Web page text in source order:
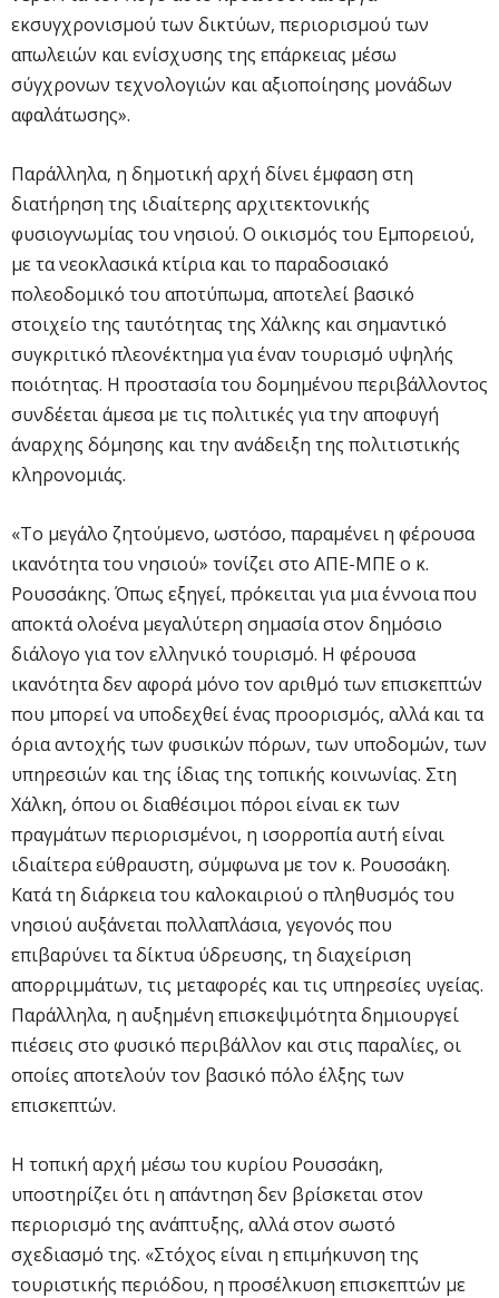
εκσυγχρονισμού των δικτύων, περιορισμού των
απωλειών και ενίσχυσης της επάρκειας μέσω
σύγχρονων τεχνολογιών και αξιοποίησης μονάδων
αφαλάτωσης».
Παράλληλα, η δημοτική αρχή δίνει έμφαση στη
διατήρηση της ιδιαίτερης αρχιτεκτονικής
φυσιογνωμίας του νησιού. Ο οικισμός του Εμπορειού,
με τα νεοκλασικά κτίρια και το παραδοσιακό
πολεοδομικό του αποτύπωμα, αποτελεί βασικό
στοιχείο της ταυτότητας της Χάλκης και σημαντικό
συγκριτικό πλεονέκτημα για έναν τουρισμό υψηλής
ποιότητας. Η προστασία του δομημένου περιβάλλοντος
συνδέεται άμεσα με τις πολιτικές για την αποφυγή
άναρχης δόμησης και την ανάδειξη της πολιτιστικής
κληρονομιάς.
«Το μεγάλο ζητούμενο, ωστόσο, παραμένει η φέρουσα
ικανότητα του νησιού» τονίζει στο ΑΠΕ-ΜΠΕ ο κ.
Ρουσσάκης. Όπως εξηγεί, πρόκειται για μια έννοια που
αποκτά ολοένα μεγαλύτερη σημασία στον δημόσιο
διάλογο για τον ελληνικό τουρισμό. Η φέρουσα
ικανότητα δεν αφορά μόνο τον αριθμό των επισκεπτών
που μπορεί να υποδεχθεί ένας προορισμός, αλλά και τα
όρια αντοχής των φυσικών πόρων, των υποδομών, των
υπηρεσιών και της ίδιας της τοπικής κοινωνίας. Στη
Χάλκη, όπου οι διαθέσιμοι πόροι είναι εκ των
πραγμάτων περιορισμένοι, η ισορροπία αυτή είναι
ιδιαίτερα εύθραυστη, σύμφωνα με τον κ. Ρουσσάκη.
Κατά τη διάρκεια του καλοκαιριού ο πληθυσμός του
νησιού αυξάνεται πολλαπλάσια, γεγονός που
επιβαρύνει τα δίκτυα ύδρευσης, τη διαχείριση
απορριμμάτων, τις μεταφορές και τις υπηρεσίες υγείας.
Παράλληλα, η αυξημένη επισκεψιμότητα δημιουργεί
πιέσεις στο φυσικό περιβάλλον και στις παραλίες, οι
οποίες αποτελούν τον βασικό πόλο έλξης των
επισκεπτών.
Η τοπική αρχή μέσω του κυρίου Ρουσσάκη,
υποστηρίζει ότι η απάντηση δεν βρίσκεται στον
περιορισμό της ανάπτυξης, αλλά στον σωστό
σχεδιασμό της. «Στόχος είναι η επιμήκυνση της
τουριστικής περιόδου, η προσέλκυση επισκεπτών με